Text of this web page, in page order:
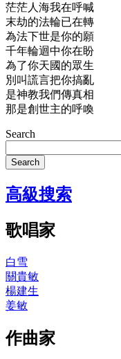
茫茫人海我在呼喊
末劫的法輪已在轉
為法下世是你的願
千年輪迴中你在盼
為了你天國的眾生
別叫謊言把你搞亂
是神教我們傳真相
那是創世主的呼喚
Search
Search
高級搜索
歌唱家
白雪
關貴敏
楊建生
姜敏
作曲家